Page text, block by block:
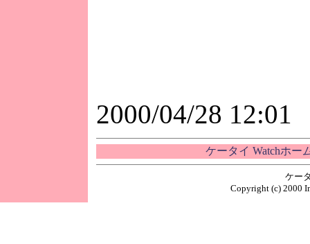
2000/04/28 12:01
ケータイ Watchホー
ケー
Copyright (c) 2000